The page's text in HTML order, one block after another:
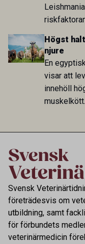
hög i
annat
har
fungerar
Högst
njure
En
visar att
innehöll
Svensk
företrädesvis om
utbildning, samt
för förbundets
veterinärmedicin